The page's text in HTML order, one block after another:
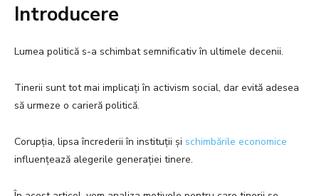
Introducere
Lumea politică s-a schimbat semnificativ în ultimele decenii.
Tinerii sunt tot mai implicați în activism social, dar evită adesea
să urmeze o carieră politică.
Corupția, lipsa încrederii în instituții și schimbările economice
influențează alegerile generației tinere.